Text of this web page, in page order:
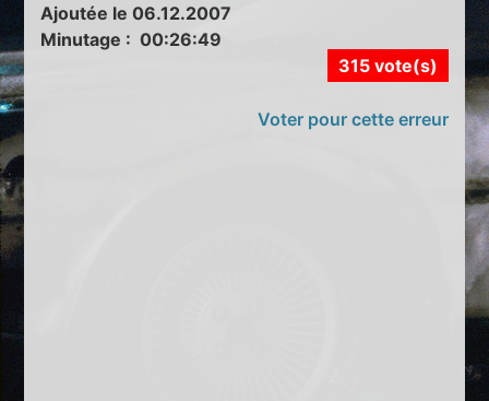
Ajoutée le 06.12.2007
Minutage : 00:26:49
315 vote(s)
Voter pour cette erreur